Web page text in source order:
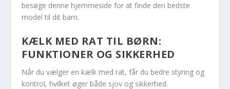
besøge denne hjemmeside for at finde den bedste
model til dit barn.
KÆLK MED RAT TIL BØRN:
FUNKTIONER OG SIKKERHED
Når du vælger en kælk med rat, får du bedre styring og
kontrol, hvilket øger både sjov og sikkerhed.